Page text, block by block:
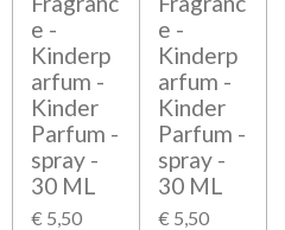
e -
Kinderp
arfum -
Kinder
Parfum -
spray -
30 ML
€ 5,50
e -
Kinderp
arfum -
Kinder
Parfum -
spray -
30 ML
€ 5,50